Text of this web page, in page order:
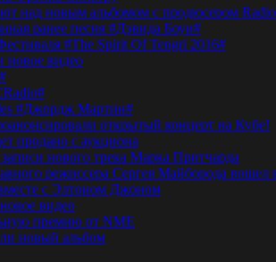
над новым альбомом с продюсером
ранее песня #Дэвида Боуи#
#The Spirit Of Tengri 2016#
новое видео
#Джордж Мартин#
открытый концерт на Кубе!
продано с аукциона
нового трека Марка Притчарда
режиссера Сергея Майборода
с Элтоном Джоном
видео
премию от NME
новый альбом